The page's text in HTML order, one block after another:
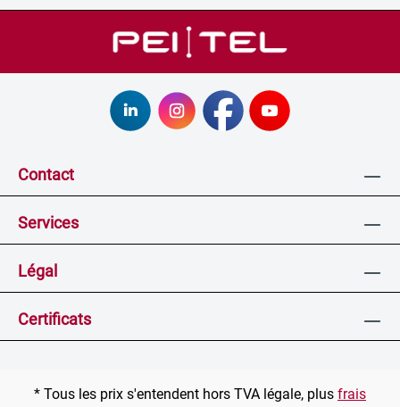
Contact
Services
Légal
Certificats
* Tous les prix s'entendent hors TVA légale, plus frais